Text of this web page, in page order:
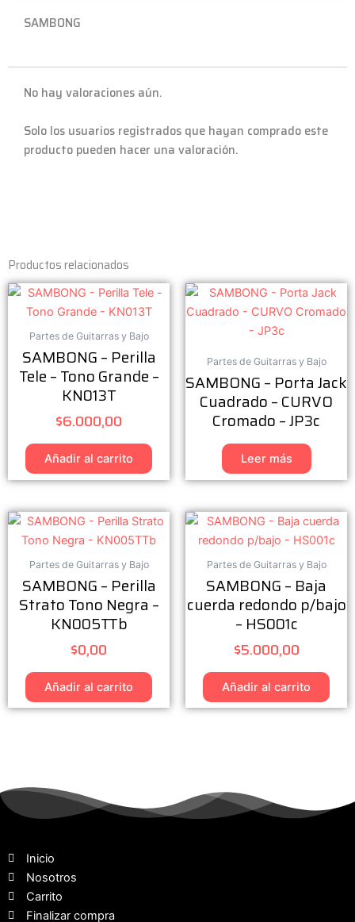
SAMBONG
No hay valoraciones aún.
Solo los usuarios registrados que hayan comprado este
producto pueden hacer una valoración.
Productos relacionados
Partes de Guitarras y Bajo
SAMBONG – Perilla
Tele – Tono Grande –
KN013T
$6.000,00
Añadir al carrito
Partes de Guitarras y Bajo
SAMBONG – Porta Jack
Cuadrado – CURVO
Cromado – JP3c
Leer más
Partes de Guitarras y Bajo
SAMBONG – Perilla
Strato Tono Negra –
KN005TTb
$0,00
Añadir al carrito
Partes de Guitarras y Bajo
SAMBONG – Baja
cuerda redondo p/bajo
– HS001c
$5.000,00
Añadir al carrito
Inicio
Nosotros
Carrito
Finalizar compra